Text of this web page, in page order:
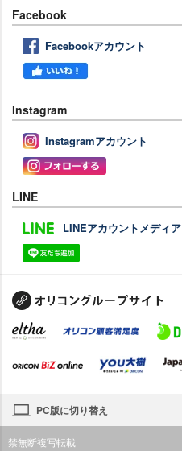
Facebook
Facebookアカウント
Instagram
Instagramアカウント
LINE
LINEアカウントメディア
PC版に切り替え
禁無断複写転載